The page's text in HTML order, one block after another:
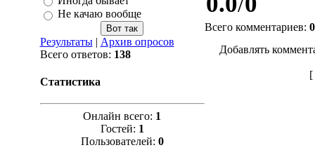
Не качаю вообще
Результаты| Архив опросов
Всего ответов: 138
Статистика
Онлайн всего: 1
Гостей: 1
Пользователей: 0
Всего комментариев: 0
Добавлять
[